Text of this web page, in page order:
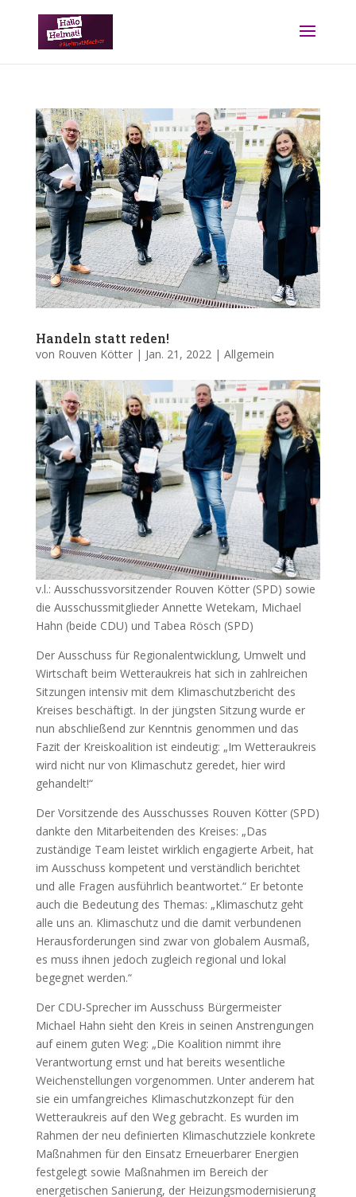
Handeln statt reden!
von Rouven Kötter| Jan. 21, 2022| Allgemein
v.l.: Ausschussvorsitzender Rouven Kötter (SPD) sowie
die Ausschussmitglieder Annette Wetekam, Michael
Hahn (beide CDU) und Tabea Rösch (SPD)
Der Ausschuss für Regionalentwicklung, Umwelt und
Wirtschaft beim Wetteraukreis hat sich in zahlreichen
Sitzungen intensiv mit dem Klimaschutzbericht des
Kreises beschäftigt. In der jüngsten Sitzung wurde er
nun abschließend zur Kenntnis genommen und das
Fazit der Kreiskoalition ist eindeutig: „Im Wetteraukreis
wird nicht nur von Klimaschutz geredet, hier wird
gehandelt!“
Der Vorsitzende des Ausschusses Rouven Kötter (SPD)
dankte den Mitarbeitenden des Kreises: „Das
zuständige Team leistet wirklich engagierte Arbeit, hat
im Ausschuss kompetent und verständlich berichtet
und alle Fragen ausführlich beantwortet.“ Er betonte
auch die Bedeutung des Themas: „Klimaschutz geht
alle uns an. Klimaschutz und die damit verbundenen
Herausforderungen sind zwar von globalem Ausmaß,
es muss ihnen jedoch zugleich regional und lokal
begegnet werden.“
Der CDU-Sprecher im Ausschuss Bürgermeister
Michael Hahn sieht den Kreis in seinen Anstrengungen
auf einem guten Weg: „Die Koalition nimmt ihre
Verantwortung ernst und hat bereits wesentliche
Weichenstellungen vorgenommen. Unter anderem hat
sie ein umfangreiches Klimaschutzkonzept für den
Wetteraukreis auf den Weg gebracht. Es wurden im
Rahmen der neu definierten Klimaschutzziele konkrete
Maßnahmen für den Einsatz Erneuerbarer Energien
festgelegt sowie Maßnahmen im Bereich der
energetischen Sanierung, der Heizungsmodernisierung